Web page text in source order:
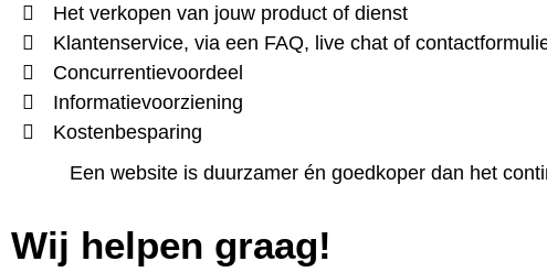
Het verkopen van jouw product of dienst
Klantenservice, via een FAQ, live chat of
Concurrentievoordeel
Informatievoorziening
Kostenbesparing
Een website is duurzamer én goedkoper dan het
Wij helpen graag!